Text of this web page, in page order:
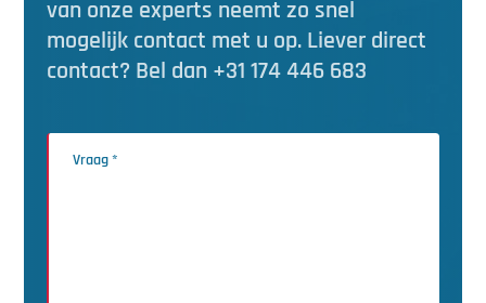
van onze experts neemt zo snel
mogelijk contact met u op. Liever direct
contact? Bel dan +31 174 446 683